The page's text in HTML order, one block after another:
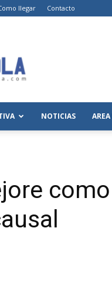
llegar Contacto
NOTICIAS